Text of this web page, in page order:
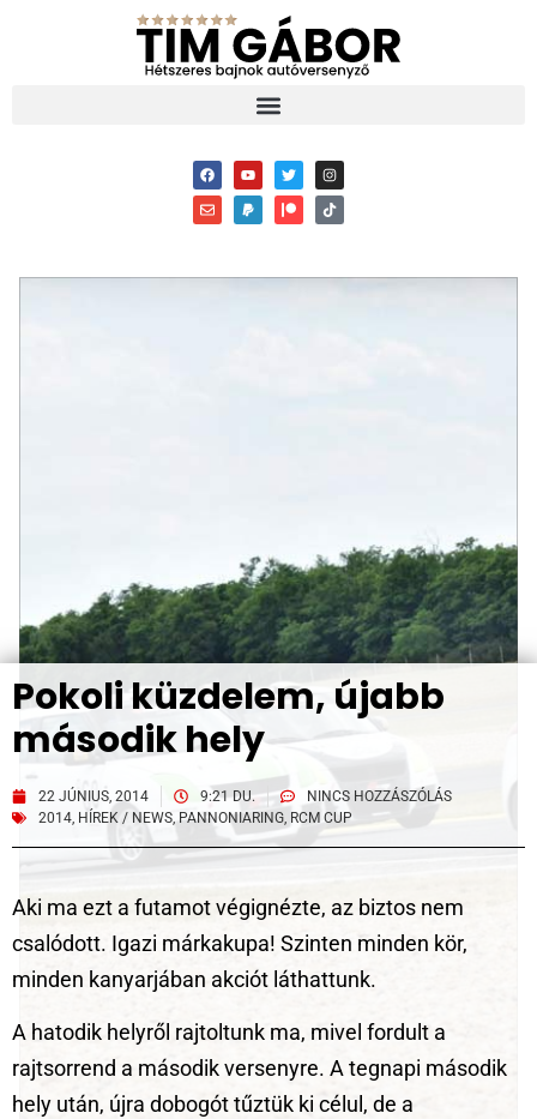
Pokoli küzdelem, újabb
második hely
22 JÚNIUS, 2014 9:21 DU.
NINCS HOZZÁSZÓLÁS
2014, HÍREK / NEWS,PANNONIARING, RCM CUP
Aki ma ezt a futamot végignézte, az biztos nem
csalódott. Igazi márkakupa! Szinten minden kör,
minden kanyarjában akciót láthattunk.
A hatodik helyről rajtoltunk ma, mivel fordult a
rajtsorrend a második versenyre. A tegnapi második
hely után, újra dobogót tűztük ki célul, de a